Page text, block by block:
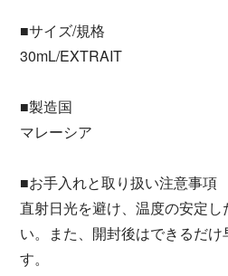
■サイズ/規格
30mL/EXTRAIT
■製造国
マレーシア
■お手入れと取り扱い注意事項
直射日光を避け、温度の安定
い。また、開封後はできるだ
す。